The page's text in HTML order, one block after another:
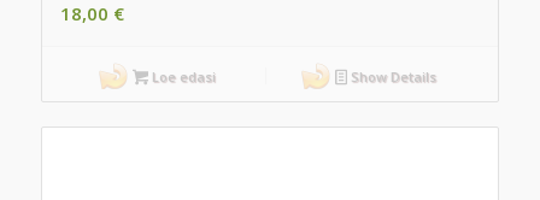
18,00 €
Loe edasi Show Details